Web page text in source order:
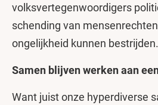
volksvertegenwoordigers
schending van
ongelijkheid kunnen bestrijden.
Samen blijven werken aan
Want juist onze hyperdiverse